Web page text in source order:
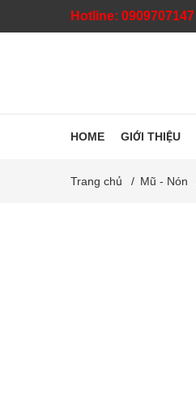
Hotline: 0909707147
HOME GIỚI THIỆU
Trang chủ / Mũ - Nón